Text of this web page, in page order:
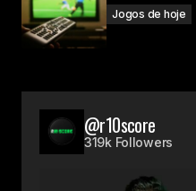
Jogos de hoje
@r10score
319k Followers